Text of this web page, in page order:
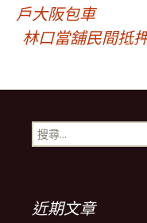
章
導
覽
列
戶大阪包車
林口當舖民間抵
搜
尋
近期文章